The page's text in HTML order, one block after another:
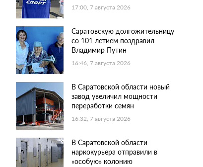
17:00, 7 августа 2026
Саратовскую долгожительницу
со 101-летием поздравил
Владимир Путин
16:46, 7 августа 2026
В Саратовской области новый
завод увеличил мощности
переработки семян
16:32, 7 августа 2026
В Саратовской области
наркокурьера отправили в
«особую» колонию